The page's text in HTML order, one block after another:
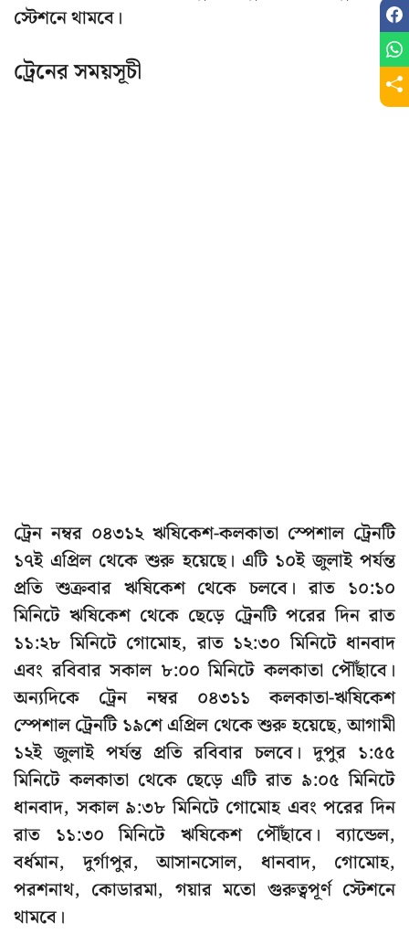
স্টেশনে থামবে।
ট্রেনের সময়সূচী
ট্রেন নম্বর ০৪৩১২ ঋষিকেশ-কলকাতা স্পেশাল ট্রেনটি
১৭ই এপ্রিল থেকে শুরু হয়েছে। এটি ১০ই জুলাই পর্যন্ত
প্রতি শুক্রবার ঋষিকেশ থেকে চলবে। রাত ১০:১০
মিনিটে ঋষিকেশ থেকে ছেড়ে ট্রেনটি পরের দিন রাত
১১:২৮ মিনিটে গোমোহ, রাত ১২:৩০ মিনিটে ধানবাদ
এবং রবিবার সকাল ৮:০০ মিনিটে কলকাতা পৌঁছাবে।
অন্যদিকে ট্রেন নম্বর ০৪৩১১ কলকাতা-ঋষিকেশ
স্পেশাল ট্রেনটি ১৯শে এপ্রিল থেকে শুরু হয়েছে, আগামী
১২ই জুলাই পর্যন্ত প্রতি রবিবার চলবে। দুপুর ১:৫৫
মিনিটে কলকাতা থেকে ছেড়ে এটি রাত ৯:০৫ মিনিটে
ধানবাদ, সকাল ৯:৩৮ মিনিটে গোমোহ এবং পরের দিন
রাত ১১:৩০ মিনিটে ঋষিকেশ পৌঁছাবে। ব্যান্ডেল,
বর্ধমান, দুর্গাপুর, আসানসোল, ধানবাদ, গোমোহ,
পরশনাথ, কোডারমা, গয়ার মতো গুরুত্বপূর্ণ স্টেশনে
থামবে।